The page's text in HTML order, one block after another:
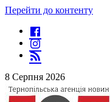
Перейти до контенту
8 Серпня 2026